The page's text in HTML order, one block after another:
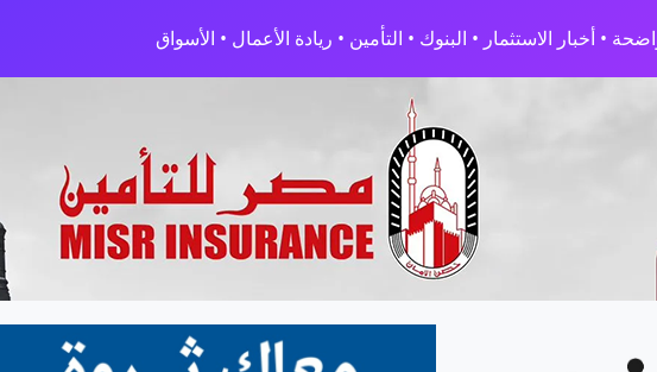
• أخبار الاستثمار • البنوك • التأمين • ريادة الأعمال • الأسواق